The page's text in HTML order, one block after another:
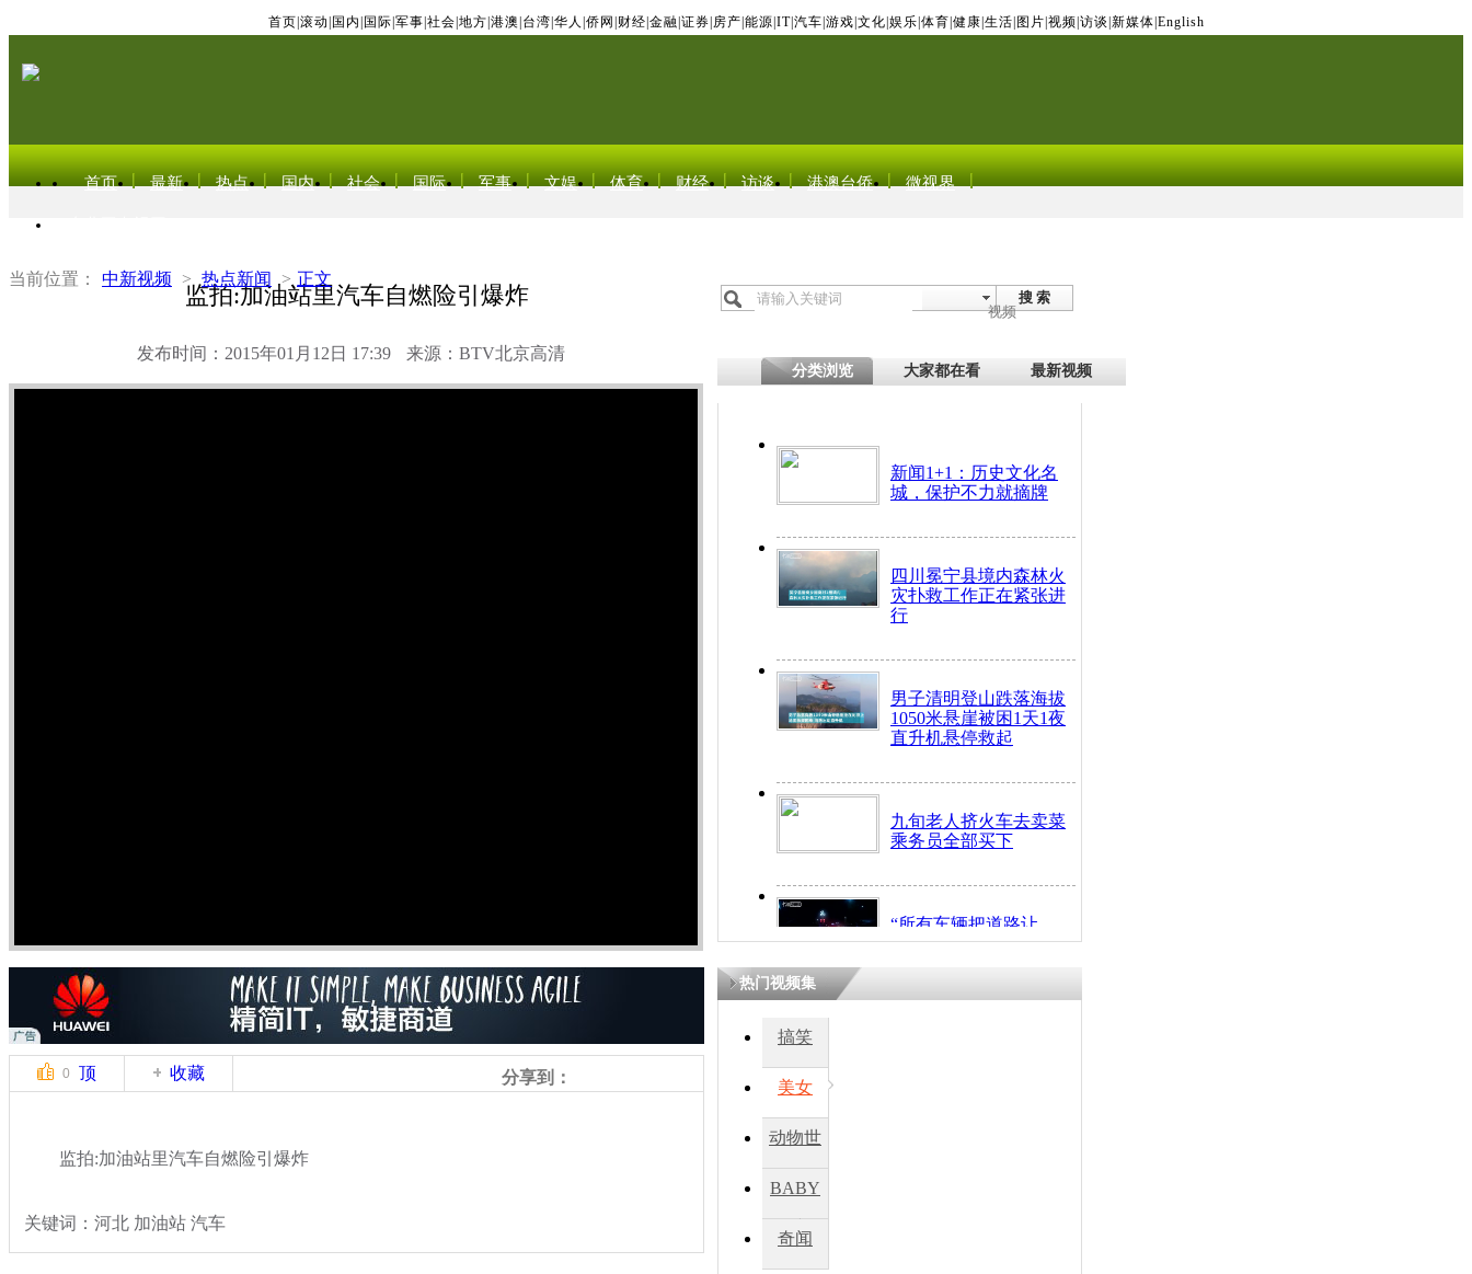
首页 滚动 国内 国际 军事 社会 地方 港澳 台湾 华人 侨网 财经 金融 证券 房产 能源 IT| 汽车 游戏 文化 娱乐 体育 健康 生活 图片 视频 访谈 新媒体 English
首页 最新 热点 国内 社会 国际 军事 文娱 体育 财经 访谈 港澳台侨 微视界
当前位置： 中新视频 > 热点新闻 > 正文
监拍:加油站里汽车自燃险引爆炸
发布时间：2015年01月12日 17:39 来源：BTV北京高清
搜 索
视频
分类浏览 大家都在看 最新视频
新闻1+1：历史文化名
城，保护不力就摘牌
四川冕宁县境内森林火
灾扑救工作正在紧张进
行
男子清明登山跌落海拔
1050米悬崖被困1天1夜
直升机悬停救起
九旬老人挤火车去卖菜
乘务员全部买下
“所有车辆把道路让
开！”儿童突发疾病交
0 顶 收藏 分享到：
监拍:加油站里汽车自燃险引爆炸
关键词：河北 加油站 汽车
热门视频集
搞笑
美女
动物世
BABY
秀
奇闻